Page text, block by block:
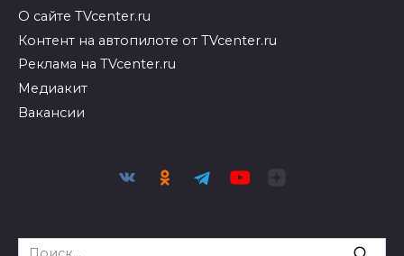
О сайте TVcenter.ru
Контент на автопилоте от TVcenter.ru
Реклама на TVcenter.ru
Медиакит
Вакансии
Search